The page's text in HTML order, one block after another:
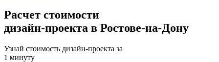
Расчет стоимости
дизайн-проекта в Ростове-на-Дону
Узнай стоимость дизайн-проекта за
1 минуту